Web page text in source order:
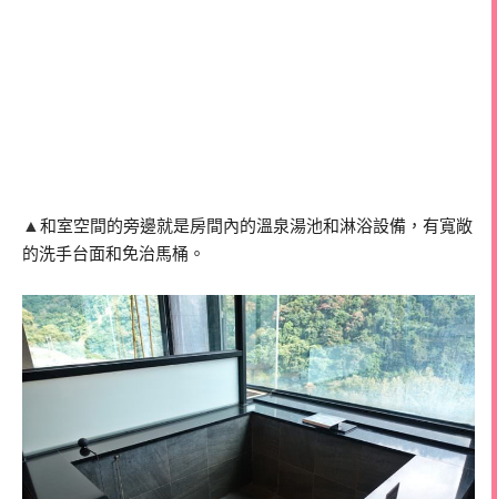
▲和室空間的旁邊就是房間內的溫泉湯池和淋浴設備，有寬敞
的洗手台面和免治馬桶。